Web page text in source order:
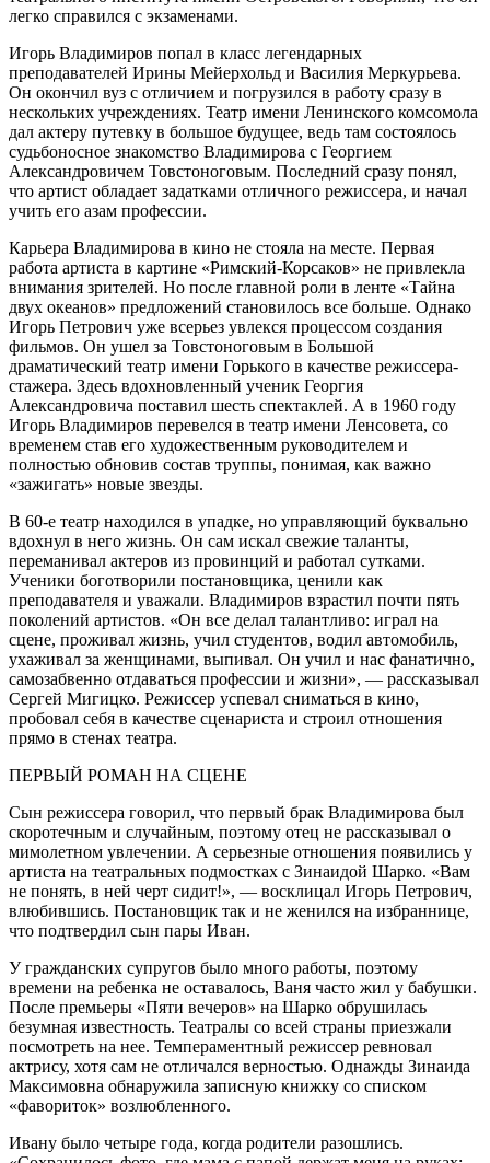
легко справился с экзаменами.
Игорь Владимиров попал в класс легендарных
преподавателей Ирины Мейерхольд и Василия Меркурьева.
Он окончил вуз с отличием и погрузился в работу сразу в
нескольких учреждениях. Театр имени Ленинского комсомола
дал актеру путевку в большое будущее, ведь там состоялось
судьбоносное знакомство Владимирова с Георгием
Александровичем Товстоноговым. Последний сразу понял,
что артист обладает задатками отличного режиссера, и начал
учить его азам профессии.
Карьера Владимирова в кино не стояла на месте. Первая
работа артиста в картине «Римский-Корсаков» не привлекла
внимания зрителей. Но после главной роли в ленте «Тайна
двух океанов» предложений становилось все больше. Однако
Игорь Петрович уже всерьез увлекся процессом создания
фильмов. Он ушел за Товстоноговым в Большой
драматический театр имени Горького в качестве режиссера-
стажера. Здесь вдохновленный ученик Георгия
Александровича поставил шесть спектаклей. А в 1960 году
Игорь Владимиров перевелся в театр имени Ленсовета, со
временем став его художественным руководителем и
полностью обновив состав труппы, понимая, как важно
«зажигать» новые звезды.
В 60-е театр находился в упадке, но управляющий буквально
вдохнул в него жизнь. Он сам искал свежие таланты,
переманивал актеров из провинций и работал сутками.
Ученики боготворили постановщика, ценили как
преподавателя и уважали. Владимиров взрастил почти пять
поколений артистов. «Он все делал талантливо: играл на
сцене, проживал жизнь, учил студентов, водил автомобиль,
ухаживал за женщинами, выпивал. Он учил и нас фанатично,
самозабвенно отдаваться профессии и жизни», — рассказывал
Сергей Мигицко. Режиссер успевал сниматься в кино,
пробовал себя в качестве сценариста и строил отношения
прямо в стенах театра.
ПЕРВЫЙ РОМАН НА СЦЕНЕ
Сын режиссера говорил, что первый брак Владимирова был
скоротечным и случайным, поэтому отец не рассказывал о
мимолетном увлечении. А серьезные отношения появились у
артиста на театральных подмостках с Зинаидой Шарко. «Вам
не понять, в ней черт сидит!», — восклицал Игорь Петрович,
влюбившись. Постановщик так и не женился на избраннице,
что подтвердил сын пары Иван.
У гражданских супругов было много работы, поэтому
времени на ребенка не оставалось, Ваня часто жил у бабушки.
После премьеры «Пяти вечеров» на Шарко обрушилась
безумная известность. Театралы со всей страны приезжали
посмотреть на нее. Темпераментный режиссер ревновал
актрису, хотя сам не отличался верностью. Однажды Зинаида
Максимовна обнаружила записную книжку со списком
«фавориток» возлюбленного.
Ивану было четыре года, когда родители разошлись.